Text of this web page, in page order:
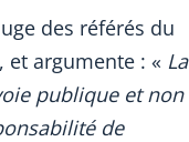
des référés du
argumente : « La
publique et non
de